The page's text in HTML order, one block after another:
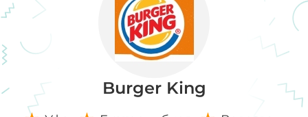
Burger King